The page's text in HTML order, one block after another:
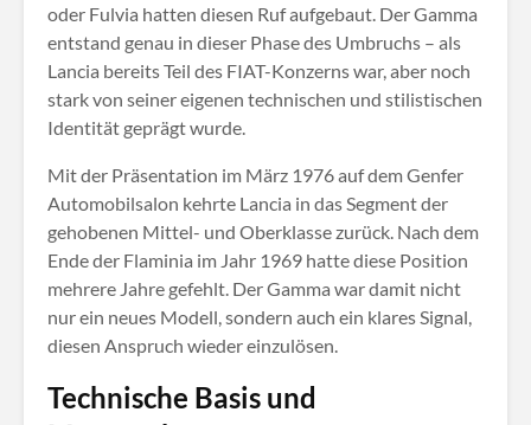
oder Fulvia hatten diesen Ruf aufgebaut. Der Gamma
entstand genau in dieser Phase des Umbruchs – als
Lancia bereits Teil des FIAT-Konzerns war, aber noch
stark von seiner eigenen technischen und stilistischen
Identität geprägt wurde.
Mit der Präsentation im März 1976 auf dem Genfer
Automobilsalon kehrte Lancia in das Segment der
gehobenen Mittel- und Oberklasse zurück. Nach dem
Ende der Flaminia im Jahr 1969 hatte diese Position
mehrere Jahre gefehlt. Der Gamma war damit nicht
nur ein neues Modell, sondern auch ein klares Signal,
diesen Anspruch wieder einzulösen.
Technische Basis und